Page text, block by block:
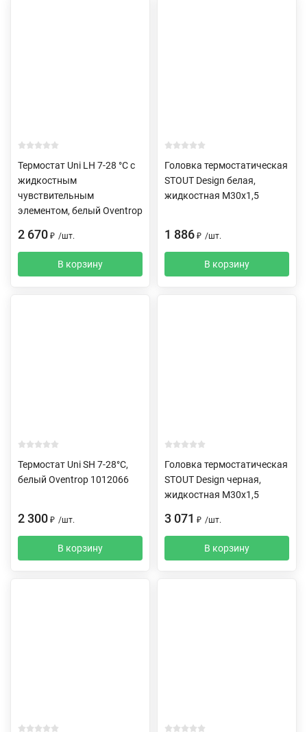
Термостат Uni LH 7-28 °C с
жидкостным
чувствительным
элементом, белый Oventrop
2 670 ₽ /шт.
В корзину
Головка термостатическая
STOUT Design белая,
жидкостная M30x1,5
1 886 ₽ /шт.
В корзину
Термостат Uni SH 7-28°C,
белый Oventrop 1012066
2 300 ₽ /шт.
В корзину
Головка термостатическая
STOUT Design черная,
жидкостная M30x1,5
3 071 ₽ /шт.
В корзину